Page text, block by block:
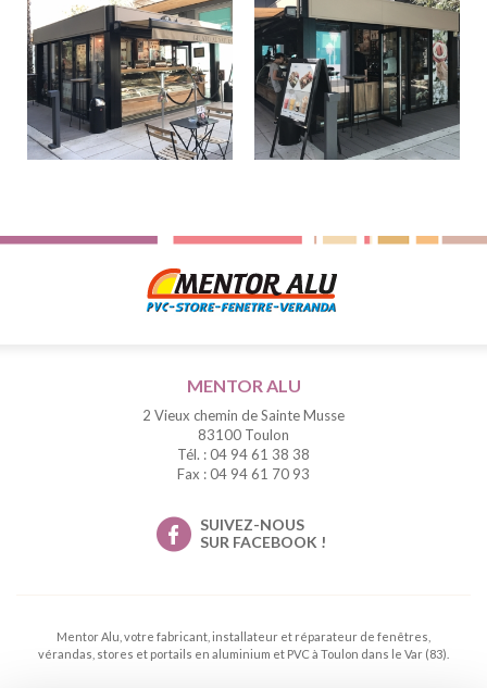
MENTOR ALU
2 Vieux chemin de Sainte Musse
83100 Toulon
Tél. : 04 94 61 38 38
Fax : 04 94 61 70 93
SUIVEZ-NOUS
SUR FACEBOOK !
Mentor Alu, votre fabricant, installateur et réparateur de fenêtres,
vérandas, stores et portails en aluminium et PVC à Toulon dans le Var (83).